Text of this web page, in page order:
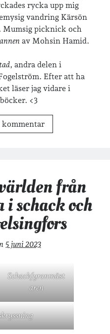
rycka upp mig
vandring Kärsön
Mumsig picknick och
av Mohsin Hamid.
, andra delen i
Efter att ha
läser jag vidare i
<3
kommentar
från
i schack och
5 juni 2023
Schackfyranmäst
aren